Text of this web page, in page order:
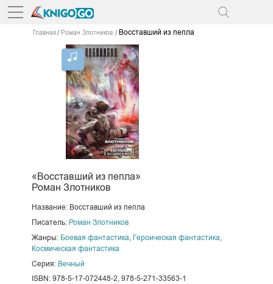
Главная Роман Злотников Восставший из пепла
«Восставший из пепла»
Роман Злотников
Название: Восставший из пепла
Писатель: Роман Злотников
Жанры: Боевая фантастика Героическая фантастика
Космическая фантастика
Серия: Вечный
ISBN: 978-5-17-072448-2, 978-5-271-33563-1